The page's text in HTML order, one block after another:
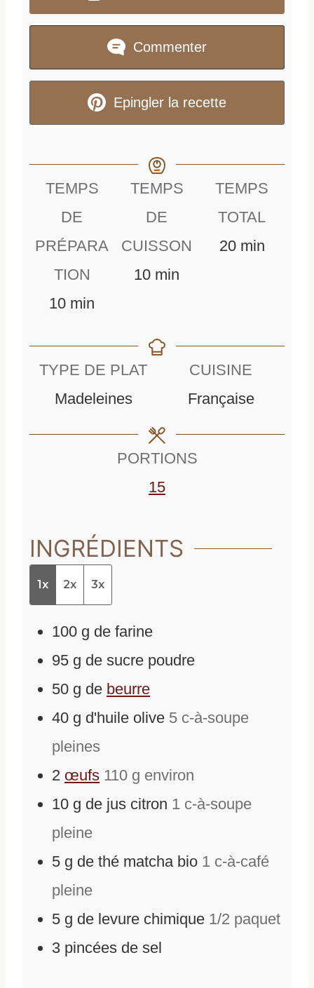
Commenter
Epingler la recette
TEMPS
DE
PRÉPARA
TION
10mmin
TEMPS
DE
CUISSON
10m
u
s
min
TEMPS
TOTAL
20m
e
min
TYPE DE PLAT
Madeleines
CUISINE
Française
PORTIONS
15
INGRÉDIENTS
1x 2x 3x
100 g de farine
95 g de sucre poudre
50 g de beurre
40 g d'huile olive 5 c-à-soupe
pleines
2 œufs 110 g environ
10 g de jus citron 1 c-à-soupe
pleine
5 g de thé matcha bio 1 c-à-café
pleine
5 g de levure chimique 1/2 paquet
3 pincées de sel